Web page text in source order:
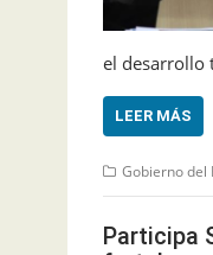
el desarrollo
LEER MÁS
Gobierno del
Participa